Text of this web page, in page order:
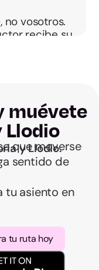
no vosotros.
recibe su
muévete
y Llodio.
que moverse
sentido de
tu asiento en
tu ruta hoy